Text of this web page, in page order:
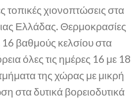
τοπικές χιονοπτώσεις στα
Ελλάδας. Θερμοκρασίες
16 βαθμούς κελσίου στα
όλες τις ημέρες 16 με 18
της χώρας με μικρή
στα δυτικά βορειοδυτικά